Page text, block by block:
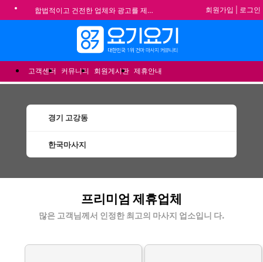
합법적이고 건전한 업체와 광고를 제휴합니다.
★요기요기 설 연휴 휴무 안내★
★ 요기요기 업체회원 안내사항 ★
불건전한 게시글은 삭제 및 회원탈퇴 됩니다.
회원가입 로그인
고객센터 커뮤니티 회원게시판 제휴안내
경기 고강동
한국마사지
프리미엄 제휴업체
많은 고객님께서 인정한 최고의 마사지 업소입니 다.